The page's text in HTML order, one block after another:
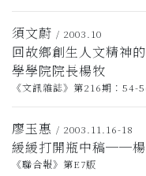
須文蔚 / 2003.10
回故鄉創生人文精神
學學院院長楊牧
《文訊雜誌》第216期：54-
廖玉惠 / 2003.11.16-18
緩緩打開瓶中稿──楊
《聯合報》第E7版